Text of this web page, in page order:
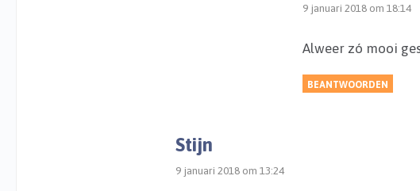
9 januari 2018 om 18:14
Alweer zó mooi
BEANTWOORDEN
Stijn
9 januari 2018 om 13:24